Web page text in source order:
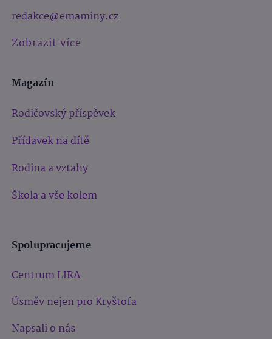
redakce@emaminy.cz
Zobrazit více
Magazín
Rodičovský příspěvek
Přídavek na dítě
Rodina a vztahy
Škola a vše kolem
Spolupracujeme
Centrum LIRA
Úsměv nejen pro Kryštofa
Napsali o nás